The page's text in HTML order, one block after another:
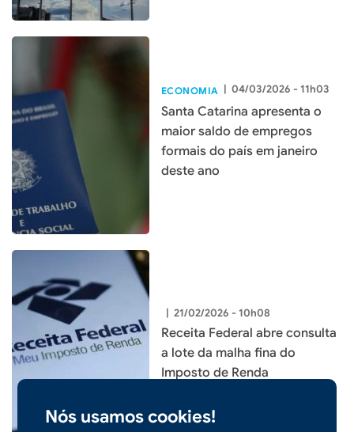
Nós usamos cookies!
ECONOMIA | 04/03/2026 - 11h03
Santa Catarina apresenta o
maior saldo de empregos
formais do país em janeiro
deste ano
| 21/02/2026 - 10h08
Receita Federal abre consulta
a lote da malha fina do
Imposto de Renda